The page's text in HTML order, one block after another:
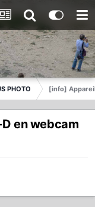
PHOTO [info]
en webcam